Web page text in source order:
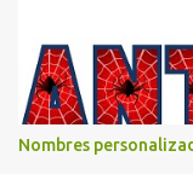
para tu dormitorio. El
recibir esa luz y
blanco es ideal para
todo y además es
de calidez. Los
dormitorio nos brinda
Nombres